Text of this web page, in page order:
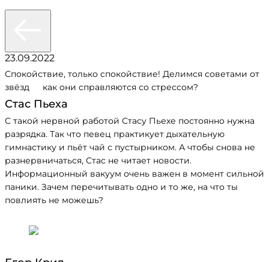
23.09.2022
Спокойствие, только спокойствие! Делимся советами от
звёзд
как они справляются со стрессом?
Стас Пьеха
С такой нервной работой Стасу Пьехе постоянно нужна
разрядка. Так что певец практикует дыхательную
гимнастику и пьёт чай с пустырником. А чтобы снова не
разнервничаться, Стас не читает новости.
Информационный вакуум очень важен в момент сильной
паники. Зачем перечитывать одно и то же, на что ты
повлиять не можешь?